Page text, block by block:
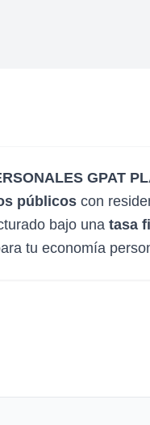
GPAT
públicos con
bajo una tasa
tu economía